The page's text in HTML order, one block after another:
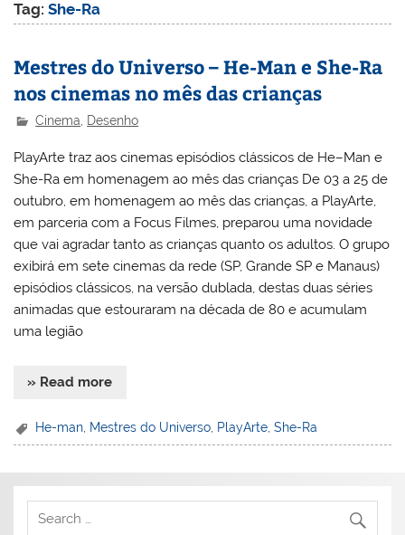
Tag:She-Ra
Mestres do Universo – He-Man e She-Ra
nos cinemas no mês das crianças
Cinema Desenho
PlayArte traz aos cinemas episódios clássicos de He–Man e
She-Ra em homenagem ao mês das crianças De 03 a 25 de
outubro, em homenagem ao mês das crianças, a PlayArte,
em parceria com a Focus Filmes, preparou uma novidade
que vai agradar tanto as crianças quanto os adultos. O grupo
exibirá em sete cinemas da rede (SP, Grande SP e Manaus)
episódios clássicos, na versão dublada, destas duas séries
animadas que estouraram na década de 80 e acumulam
uma legião
» Read more
He-man Mestres do Universo PlayArte ,She-Ra